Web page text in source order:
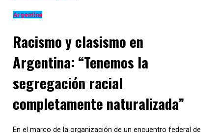
Argentina
Racismo y clasismo en
Argentina: “Tenemos la
segregación racial
completamente naturalizada”
En el marco de la organización de un encuentro federal de